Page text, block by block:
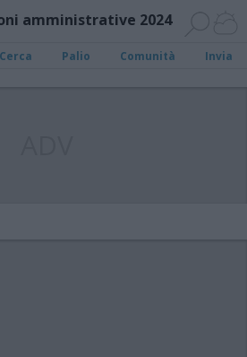
amministrative 2024
Cerca Palio Comunità Invia